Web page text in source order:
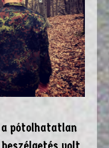
pótolhatatlan